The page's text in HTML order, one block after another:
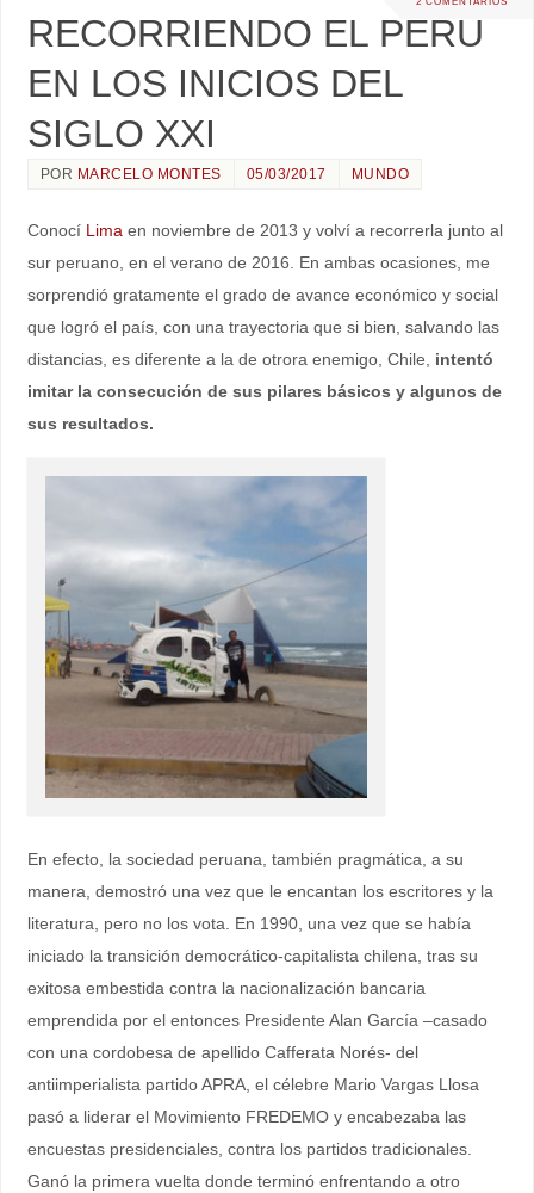
RECORRIENDO EL PERU
EN LOS INICIOS DEL
SIGLO XXI
POR MARCELO MONTES 05/03/2017 MUNDO
Conocí Limaen noviembre de 2013 y volví a recorrerla junto al
sur peruano, en el verano de 2016. En ambas ocasiones, me
sorprendió gratamente el grado de avance económico y social
que logró el país, con una trayectoria que si bien, salvando las
distancias, es diferente a la de otrora enemigo, Chile, intentó
imitar la consecución de sus pilares básicos y algunos de
sus resultados.
En efecto, la sociedad peruana, también pragmática, a su
manera, demostró una vez que le encantan los escritores y la
literatura, pero no los vota. En 1990, una vez que se había
iniciado la transición democrático-capitalista chilena, tras su
exitosa embestida contra la nacionalización bancaria
emprendida por el entonces Presidente Alan García –casado
con una cordobesa de apellido Cafferata Norés- del
antiimperialista partido APRA, el célebre Mario Vargas Llosa
pasó a liderar el Movimiento FREDEMO y encabezaba las
encuestas presidenciales, contra los partidos tradicionales.
Ganó la primera vuelta donde terminó enfrentando a otro